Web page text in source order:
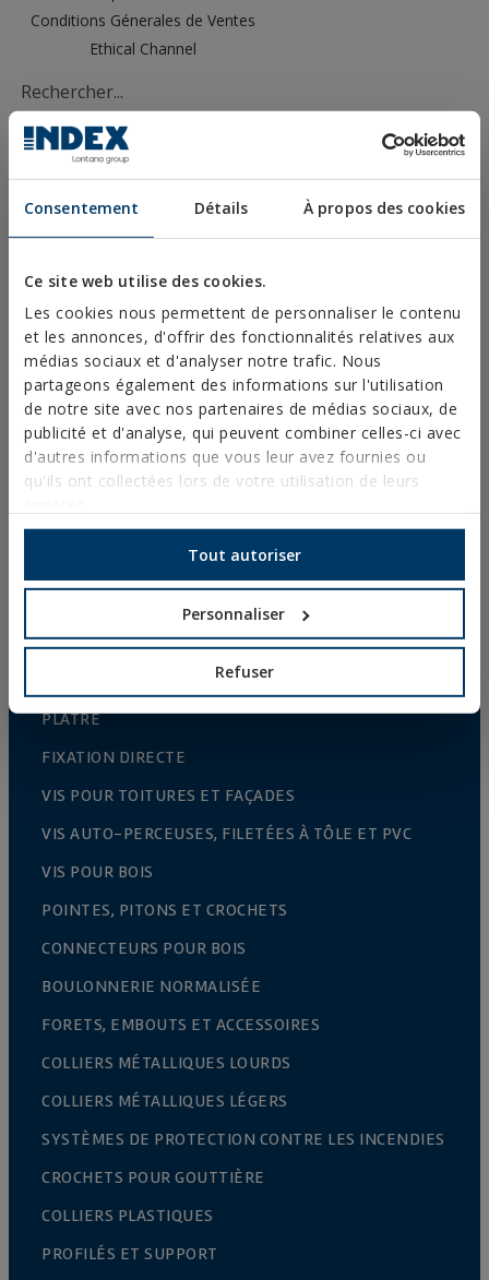
Consentement Détails À propos des cookies
Ce site web utilise des cookies.
Les cookies nous permettent de personnaliser le contenu
et les annonces, d'offrir des fonctionnalités relatives aux
médias sociaux et d'analyser notre trafic. Nous
partageons également des informations sur l'utilisation
de notre site avec nos partenaires de médias sociaux, de
publicité et d'analyse, qui peuvent combiner celles-ci avec
d'autres informations que vous leur avez fournies ou
qu'ils ont collectées lors de votre utilisation de leurs
Tout autoriser
Personnaliser
Refuser
Conditions Génerales de Ventes
Ethical Channel
PRODUITS
FIXATIONS POUR STRUCTURES EN ACIER
FIXATIONS CHIMIQUES
FIXATIONS PLASTIQUES
FIXATIONS ET ACCESOIRES POUR SYSTÈMES D
´ISOLATION THERMIQUE (ITE)
FIXATIONS POUR MATÉRIAUX CREUX
ACCESSOIRES POUR CÂBLES ET CHAÎNES
ACCESSOIRES TREILLIS
CULTURE PROTÉGEES
FIXATIONS ET ACCESSOIRES POUR PLAQUES DE
PLÂTRE
FIXATION DIRECTE
VIS POUR TOITURES ET FAÇADES
VIS AUTO-PERCEUSES, FILETÉES À TÔLE ET PVC
VIS POUR BOIS
POINTES, PITONS ET CROCHETS
CONNECTEURS POUR BOIS
BOULONNERIE NORMALISÉE
FORETS, EMBOUTS ET ACCESSOIRES
COLLIERS MÉTALLIQUES LOURDS
COLLIERS MÉTALLIQUES LÉGERS
SYSTÈMES DE PROTECTION CONTRE LES INCENDIES
CROCHETS POUR GOUTTIÈRE
COLLIERS PLASTIQUES
PROFILÉS ET SUPPORT